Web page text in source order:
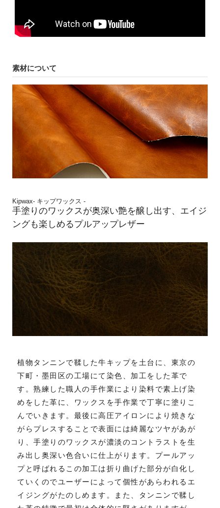
素材について
Kipwax- キップワックス -
手塗りのワックスが奥深い艶を醸し出す、エイジ
ングも楽しめるプルアップレザー
植物タンニンで鞣した牛キップを土台に、東京の
下町・墨田区の工場にて染色、加工をした革で
す。熟練した職人の手作業により染料で素上げ染
めをした革に、ワックスを手作業で丁寧に塗りこ
んでいきます。最後に高圧アイロンにより焼きな
がらプレスすることで表面には綺麗なツヤがあが
り、手塗りのワックスが濃淡のコントラストを生
み出し奥深い色合いに仕上がります。プールアッ
プと呼ばれるこの加工は折り曲げた部分が白化し
ていくのでユーザーによって個性があらわれるエ
イジングがたのしめます。また、タンニンで鞣し